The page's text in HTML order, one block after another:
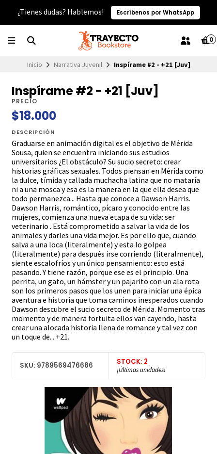
¿Tienes dudas? Hablemos! Escríbenos por WhatsApp
0
Inicio Narrativa Juvenil Inspírame #2 - +21 [Juv]
Inspírame #2 - +21 [Juv]
PRECIO
$18.000
DESCRIPCIÓN
Graduarse en animación digital es el objetivo de Mérida
Sousa, quien se encuentra iniciando sus estudios
universitarios ¿El obstáculo? Su sucio secreto: crear
historias gráficas sexuales. Todos piensan en Mérida como
la dulce, tímida y callada muchacha latina que no mataría
ni a una mosca y esa es la manera en la que ella desea que
todo permanezca... Hasta que conoce a Dawson Harris.
Dawson Harris, romántico, pícaro y conocido entre las
mujeres, comienza una nueva etapa de su vida: ser
veterinario . Está comprometido a salvar la vida de los
animales y darles una vida mejor. Es por ello que, cuando
salva a una loca (literalmente) y esta lo golpea
(literalmente) para después irse corriendo (literalmente),
siente escalofríos y un único pensamiento: esto está
pasando. Y tiene razón, porque ese es el principio. Una
perrita, un gato, un hámster y un pajarito con un ala rota
son los primeros pasos que los unen para iniciar una épica
aventura e historia que toma caminos inesperados cuando
Dawson descubre el sucio secreto de Mérida. Momento tras
momento y de manera fortuita ellos van cayendo, hasta
crear una alocada historia llena de romance y tal vez con
un toque de... +21.
SKU: 9789569476686 STOCK: 2
¡Últimas unidades!